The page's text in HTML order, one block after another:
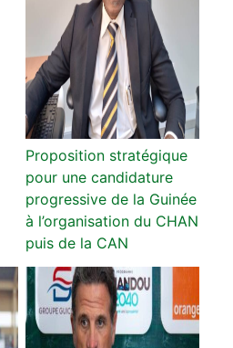
Proposition stratégique
pour une candidature
progressive de la Guinée
à l’organisation du CHAN
puis de la CAN